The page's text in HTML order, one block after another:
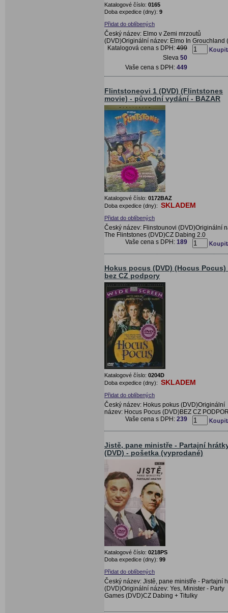
Katalogové číslo: 0165
Doba expedice (dny): 9
Přidat do oblíbených
Český název: Elmo v Zemi mrzoutů
(DVD)Originální název: Elmo In Grouchland
Katalogová cena s DPH: 499
Sleva 50
Vaše cena s DPH: 449
Flintstoneovi 1 (DVD) (Flintstones
movie) - původní vydání - BAZAR
Katalogové číslo: 0172BAZ
Doba expedice (dny): SKLADEM
Přidat do oblíbených
Český název: Flinstounovi (DVD)Originální
The Flintstones (DVD)CZ Dabing 2.0
Vaše cena s DPH: 189
Hokus pocus (DVD) (Hocus Pocus)
bez CZ podpory
Katalogové číslo: 0204D
Doba expedice (dny): SKLADEM
Přidat do oblíbených
Český název: Hokus pokus (DVD)Originální
název: Hocus Pocus (DVD)BEZ CZ
Vaše cena s DPH: 239
Jistě, pane ministře - Partajní
(DVD) - pošetka (vyprodané)
Katalogové číslo: 0218PS
Doba expedice (dny): 99
Přidat do oblíbených
Český název: Jistě, pane ministře - Partajní
(DVD)Originální název: Yes, Minister - Party
Games (DVD)CZ Dabing + Titulky